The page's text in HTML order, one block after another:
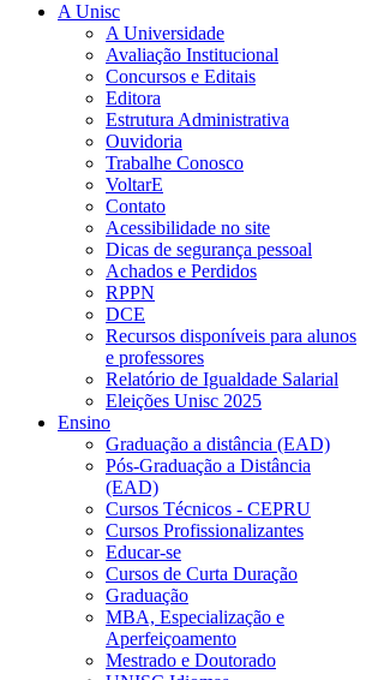
A Unisc
A Universidade
Avaliação Institucional
Concursos e Editais
Editora
Estrutura Administrativa
Ouvidoria
Trabalhe Conosco
VoltarE
Contato
Acessibilidade no site
Dicas de segurança pessoal
Achados e Perdidos
RPPN
DCE
Recursos disponíveis para alunos
e professores
Relatório de Igualdade Salarial
Eleições Unisc 2025
Ensino
Graduação a distância (EAD)
Pós-Graduação a Distância
(EAD)
Cursos Técnicos - CEPRU
Cursos Profissionalizantes
Educar-se
Cursos de Curta Duração
Graduação
MBA, Especialização e
Aperfeiçoamento
Mestrado e Doutorado